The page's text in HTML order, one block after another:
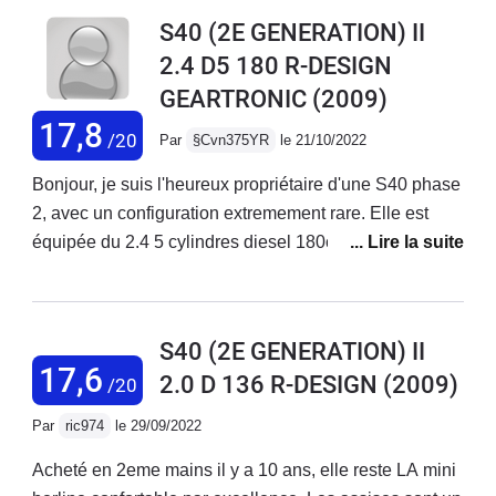
17,8 /20
S40 (2E GENERATION) II
2.4 D5 180 R-DESIGN
GEARTRONIC (2009)
Par §Cvn375YR le 21/10/2022
Bonjour, je suis l'heureux propriétaire d'une S40 phase
2, avec un configuration extremement rare. Elle est
équipée du 2.4 5 cylindres diesel 180ch (D5), en boite
moteur precisement, je tenais a preciser que c'est le
marque (D4 par exemple), et qui equipe d'autres
modèles également. C'est un moteur extrêmement
vous partez sur un des moteurs les plus fiables du
17,6 /20
S40 (2E GENERATION) II
2.0 D 136 R-DESIGN (2009)
Par ric974 le 29/09/2022
Acheté en 2eme mains il y a 10 ans, elle reste LA mini